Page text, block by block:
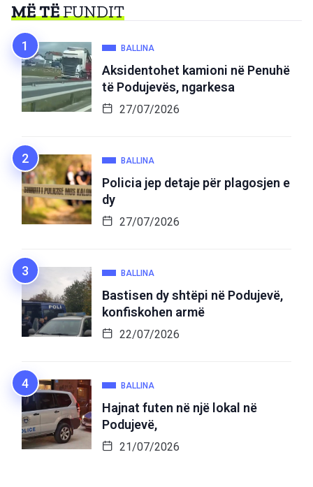
MË TËFUNDIT
BALLINA
Aksidentohet kamioni në Penuhë
të Podujevës, ngarkesa
27/07/2026
BALLINA
Policia jep detaje për plagosjen e
dy
27/07/2026
BALLINA
Bastisen dy shtëpi në Podujevë,
konfiskohen armë
22/07/2026
BALLINA
Hajnat futen në një lokal në
Podujevë,
21/07/2026